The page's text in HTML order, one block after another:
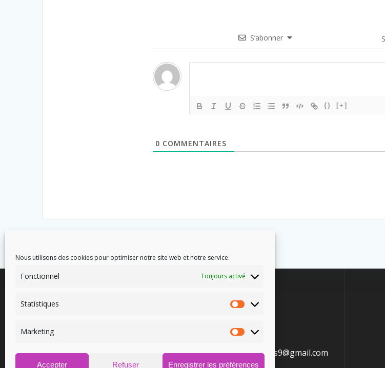
Nous utilisons des cookies pour optimiser notre site web et notre service.
Fonctionnel Toujours activé
Statistiques
Marketing
Accepter Refuser Enregistrer les préférences
S’abonner
{} [+]
0 COMMENTAIRES
8 avenue des Corbières - 11700
Douzens
soinsenergetiques9@gmail.com